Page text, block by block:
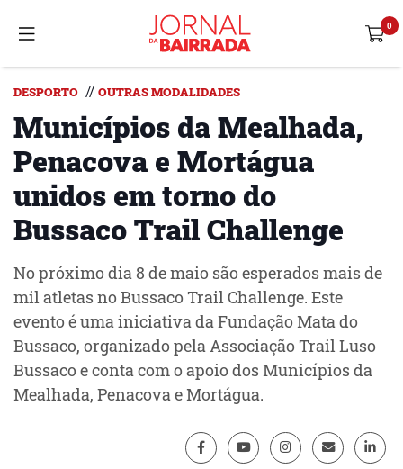
DESPORTO // OUTRAS MODALIDADES
Municípios da Mealhada,
Penacova e Mortágua
unidos em torno do
Bussaco Trail Challenge
No próximo dia 8 de maio são esperados mais de
mil atletas no Bussaco Trail Challenge. Este
evento é uma iniciativa da Fundação Mata do
Bussaco, organizado pela Associação Trail Luso
Bussaco e conta com o apoio dos Municípios da
Mealhada, Penacova e Mortágua.